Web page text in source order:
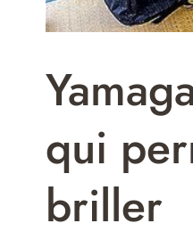
qui
briller